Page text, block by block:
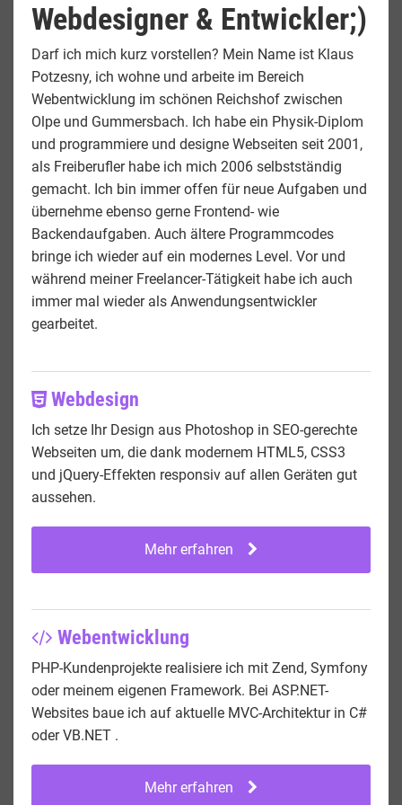
Webdesigner & Entwickler;)
Darf ich mich kurz vorstellen? Mein Name ist Klaus
Potzesny, ich wohne und arbeite im Bereich
Webentwicklung im schönen Reichshof zwischen
Olpe und Gummersbach. Ich habe ein Physik-Diplom
und programmiere und designe Webseiten seit 2001,
als Freiberufler habe ich mich 2006 selbstständig
gemacht. Ich bin immer offen für neue Aufgaben und
übernehme ebenso gerne Frontend- wie
Backendaufgaben. Auch ältere Programmcodes
bringe ich wieder auf ein modernes Level. Vor und
während meiner Freelancer-Tätigkeit habe ich auch
immer mal wieder als Anwendungsentwickler
gearbeitet.
Webdesign
Ich setze Ihr Design aus Photoshop in SEO-gerechte
Webseiten um, die dank modernem HTML5, CSS3
und jQuery-Effekten responsiv auf allen Geräten gut
aussehen.
Mehr erfahren
Webentwicklung
PHP-Kundenprojekte realisiere ich mit Zend, Symfony
oder meinem eigenen Framework. Bei ASP.NET-
Websites baue ich auf aktuelle MVC-Architektur in C#
oder VB.NET .
Mehr erfahren